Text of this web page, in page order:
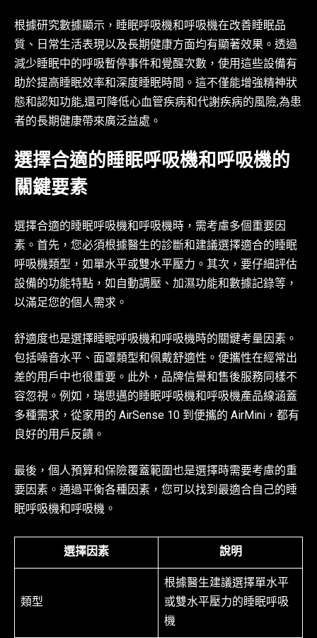
根據研究數據顯示，睡眠呼吸機和呼吸機在改善睡眠品
質、日常生活表現以及長期健康方面均有顯著效果。透過
減少睡眠中的呼吸暫停事件和覺醒次數，使用這些設備有
助於提高睡眠效率和深度睡眠時間。這不僅能增強精神狀
態和認知功能,還可降低心血管疾病和代謝疾病的風險,為患
者的長期健康帶來廣泛益處。
選擇合適的睡眠呼吸機和呼吸機的
關鍵要素
選擇合適的睡眠呼吸機和呼吸機時，需考慮多個重要因
素。首先，您必須根據醫生的診斷和建議選擇適合的睡眠
呼吸機類型，如單水平或雙水平壓力。其次，要仔細評估
設備的功能特點，如自動調壓、加濕功能和數據記錄等，
以滿足您的個人需求。
舒適度也是選擇睡眠呼吸機和呼吸機時的關鍵考量因素。
包括噪音水平、面罩類型和佩戴舒適性。便攜性在經常出
差的用戶中也很重要。此外，品牌信譽和售後服務同樣不
容忽視。例如，瑞思邁的睡眠呼吸機和呼吸機產品線涵蓋
多種需求，從家用的 AirSense 10 到便攜的 AirMini，都有
良好的用戶反饋。
最後，個人預算和保險覆蓋範圍也是選擇時需要考慮的重
要因素。通過平衡各種因素，您可以找到最適合自己的睡
眠呼吸機和呼吸機。
選擇因素 說明
類型
根據醫生建議選擇單水平
或雙水平壓力的睡眠呼吸
機